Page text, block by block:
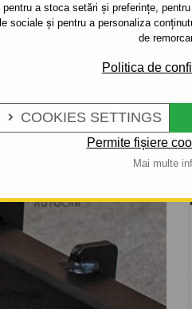
a stoca setări și preferințe,
sociale și pentru a personaliza
de
Politica de
 COOKIES SETTINGS
Permite fișiere
Mai multe